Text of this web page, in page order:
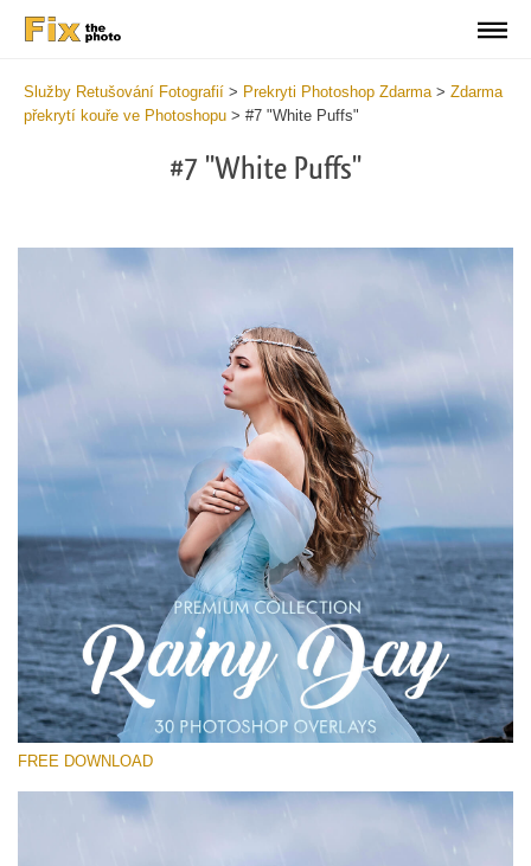
Služby Retušování Fotografií > Prekryti Photoshop Zdarma> Zdarma
překrytí kouře ve Photoshopu > #7 "White Puffs"
#7 "White Puffs"
Prosím vyberte
Free Photoshop Overlay
Small 800*533px
Rain Day
(30 Overlays)
Entire Collection
FREE DOWNLOAD